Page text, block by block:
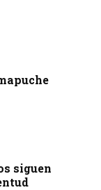
siguen